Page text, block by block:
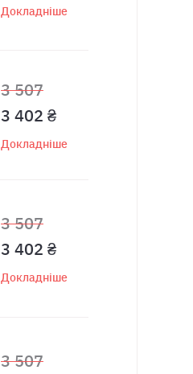
Докладніше
3 507
3 402 ₴
Докладніше
3 507
3 402 ₴
Докладніше
3 507